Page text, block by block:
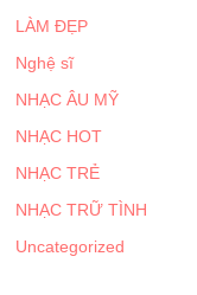
LÀM ĐẸP
Nghệ sĩ
NHẠC ÂU MỸ
NHẠC HOT
NHẠC TRẺ
NHẠC TRỮ TÌNH
Uncategorized